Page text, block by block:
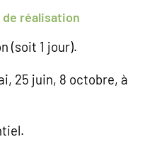
réalisation
(soit 1 jour).
25 juin, 8 octobre, à